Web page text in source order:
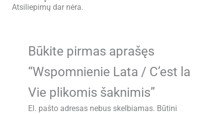
Atsiliepimų dar nėra.
Būkite pirmas aprašęs
“Wspomnienie Lata / C’est la
Vie plikomis šaknimis”
El. pašto adresas nebus skelbiamas. Būtini